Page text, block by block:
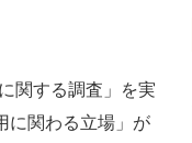
関する調査」を実
に関わる立場」が